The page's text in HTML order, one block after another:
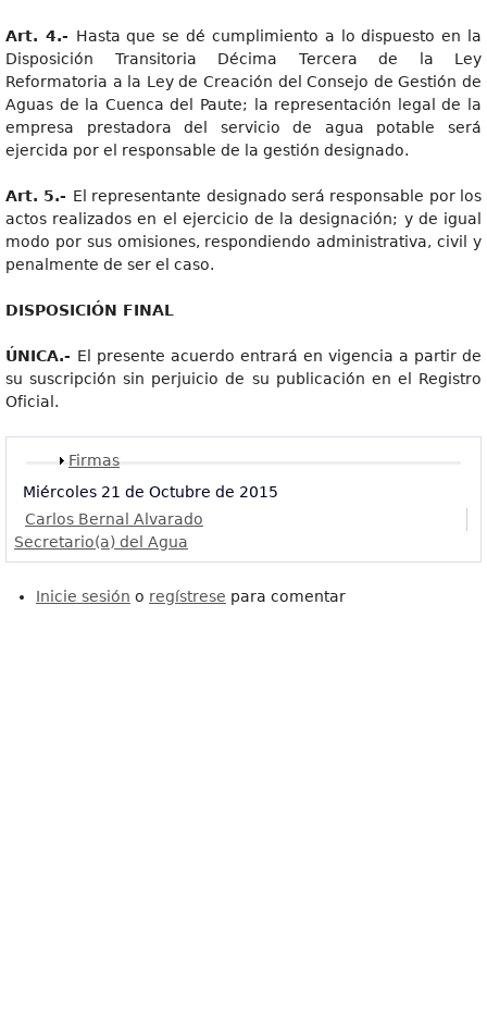
Art. 4.- Hasta que se dé cumplimiento a lo dispuesto en la
Disposición Transitoria Décima Tercera de la Ley
Reformatoria a la Ley de Creación del Consejo de Gestión de
Aguas de la Cuenca del Paute; la representación legal de la
empresa prestadora del servicio de agua potable será
ejercida por el responsable de la gestión designado.
Art. 5.- El representante designado será responsable por los
actos realizados en el ejercicio de la designación; y de igual
modo por sus omisiones, respondiendo administrativa, civil y
penalmente de ser el caso.
DISPOSICIÓN FINAL
ÚNICA.- El presente acuerdo entrará en vigencia a partir de
su suscripción sin perjuicio de su publicación en el Registro
Oficial.
Mostrar
Firmas
Miércoles 21 de Octubre de 2015
Carlos Bernal Alvarado
Secretario(a) del Agua
Inicie sesión o regístrese para comentar